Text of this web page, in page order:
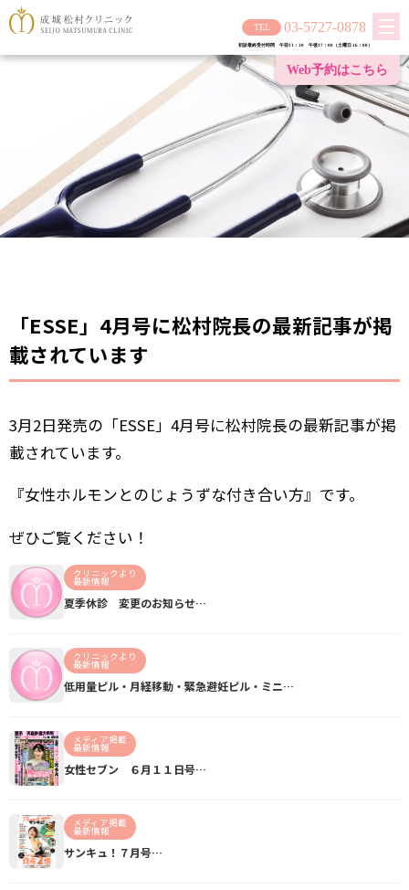
Web予約はこちら
03-5727-0878
初診最終受付時間 午前11：30 午後17：00（土曜日 16：00）
「ESSE」4月号に松村院長の最新記事が掲
載されています
3月2日発売の「ESSE」4月号に松村院長の最新記事が掲
載されています。
『女性ホルモンとのじょうずな付き合い方』です。
ぜひご覧ください！
クリニックより
最新情報
夏季休診 変更のお知らせ…
クリニックより
最新情報
低用量ピル・月経移動・緊急避妊ピル・ミニ…
メディア掲載
最新情報
女性セブン ６月１１日号…
メディア掲載
最新情報
サンキュ！７月号…